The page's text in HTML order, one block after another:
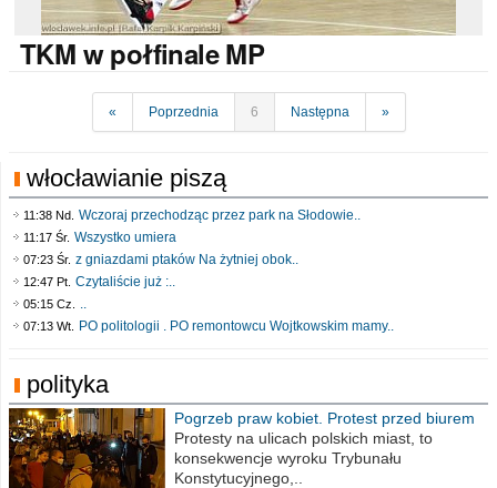
TKM w połfinale MP
« Poprzednia 6 Następna »
włocławianie piszą
11:38 Nd. Wczoraj przechodząc przez park na Słodowie..
11:17 Śr. Wszystko umiera
07:23 Śr. z gniazdami ptaków Na żytniej obok..
12:47 Pt. Czytaliście już :..
05:15 Cz. ..
07:13 Wt. PO politologii . PO remontowcu Wojtkowskim mamy..
polityka
Pogrzeb praw kobiet. Protest przed biurem
poselskim PiS
Protesty na ulicach polskich miast, to
konsekwencje wyroku Trybunału
Konstytucyjnego,..